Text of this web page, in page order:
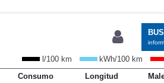
l/100 km kWh/100 km
Consumo Longitud